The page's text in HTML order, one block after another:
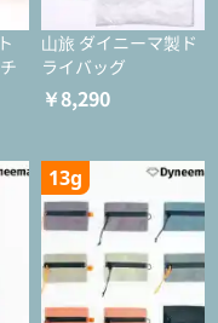
山旅 ダイニーマ製ド
ライバッグ
￥8,290
13g